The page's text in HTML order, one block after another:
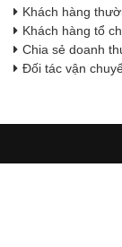
Khách hàng
Khách hàng tổ
Chia sẻ doanh
Đối tác vận